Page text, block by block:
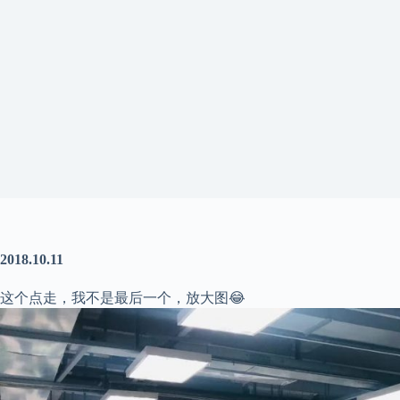
2018.10.11
这个点走，我不是最后一个，放大图😂